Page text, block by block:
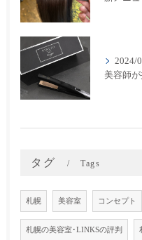
2024/
タグ Tags
札幌 美容室 コンセプト
札幌の美容室･LINKSの評判